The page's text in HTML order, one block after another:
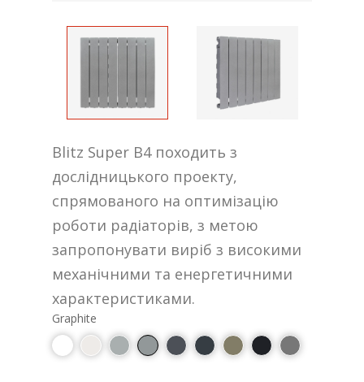
Blitz Super B4 походить з
дослідницького проекту,
спрямованого на оптимізацію
роботи радіаторів, з метою
запропонувати виріб з високими
механічними та енергетичними
характеристиками.
Graphite